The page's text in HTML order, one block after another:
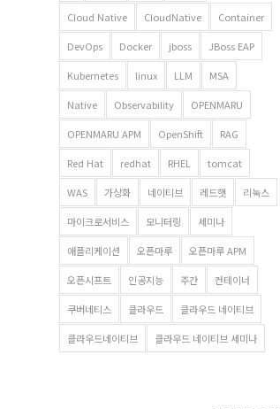
Cloud Native CloudNative Container
DevOps Docker jboss JBoss EAP
Kubernetes linux LLM MSA
Native Observability OPENMARU
OPENMARU APM OpenShift RAG
Red Hat redhat RHEL tomcat
WAS 가상화 네이티브 레드햇 리눅스
마이크로서비스 모니터링 세미나
애플리케이션 오픈마루 오픈마루 APM
오픈시프트 인공지능 주간 컨테이너
쿠버네티스 클라우드 클라우드 네이티브
클라우드네이티브 클라우드 네이티브 세미나